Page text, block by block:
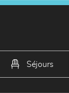
Séjours